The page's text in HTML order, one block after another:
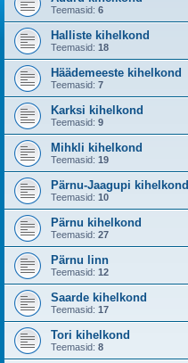
Teemasid: 6
Halliste kihelkond
Teemasid: 18
Häädemeeste kihelkond
Teemasid: 7
Karksi kihelkond
Teemasid: 9
Mihkli kihelkond
Teemasid: 19
Pärnu-Jaagupi kihelkond
Teemasid: 10
Pärnu kihelkond
Teemasid: 27
Pärnu linn
Teemasid: 12
Saarde kihelkond
Teemasid: 17
Tori kihelkond
Teemasid: 8